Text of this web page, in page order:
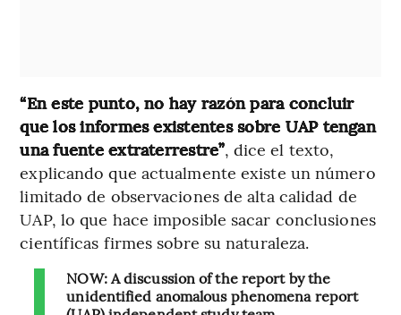
“En este punto, no hay razón para concluir
que los informes existentes sobre UAP tengan
una fuente extraterrestre”, dice el texto,
explicando que actualmente existe un número
limitado de observaciones de alta calidad de
UAP, lo que hace imposible sacar conclusiones
científicas firmes sobre su naturaleza.
NOW: A discussion of the report by the
unidentified anomalous phenomena report